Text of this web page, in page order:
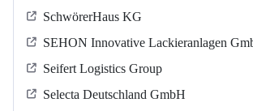
SchwörerHaus KG
SEHON Innovative Lackieranlagen
Seifert Logistics Group
Selecta Deutschland GmbH